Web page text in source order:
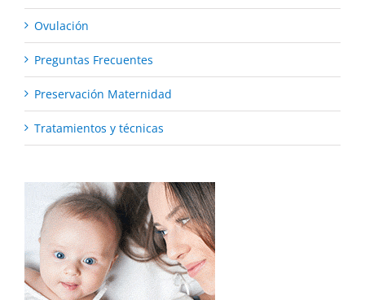
Ovulación
Preguntas Frecuentes
Preservación Maternidad
Tratamientos y técnicas